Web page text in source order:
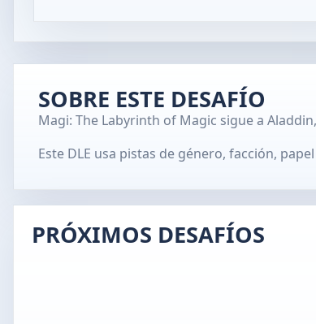
SOBRE ESTE DESAFÍO
Magi: The Labyrinth of Magic sigue a
Este DLE usa pistas de género, facción,
PRÓXIMOS DESAFÍOS